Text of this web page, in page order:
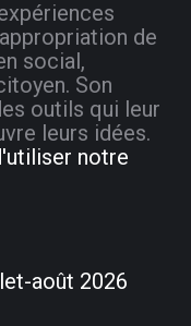
de
social,
Son
outils qui leur
leurs idées.
notre
août 2026